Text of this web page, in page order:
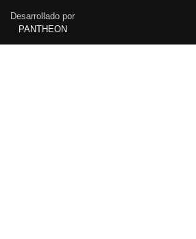
Desarrollado por
PANTHEON